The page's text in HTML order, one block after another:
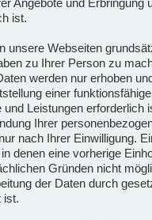
ist.
unsere Webseiten
zu Ihrer Person zu
werden nur erhoben
einer
Leistungen erforderlich
Ihrer
nach Ihrer Einwilligung.
denen eine vorherige
Gründen nicht
der Daten durch
ist.